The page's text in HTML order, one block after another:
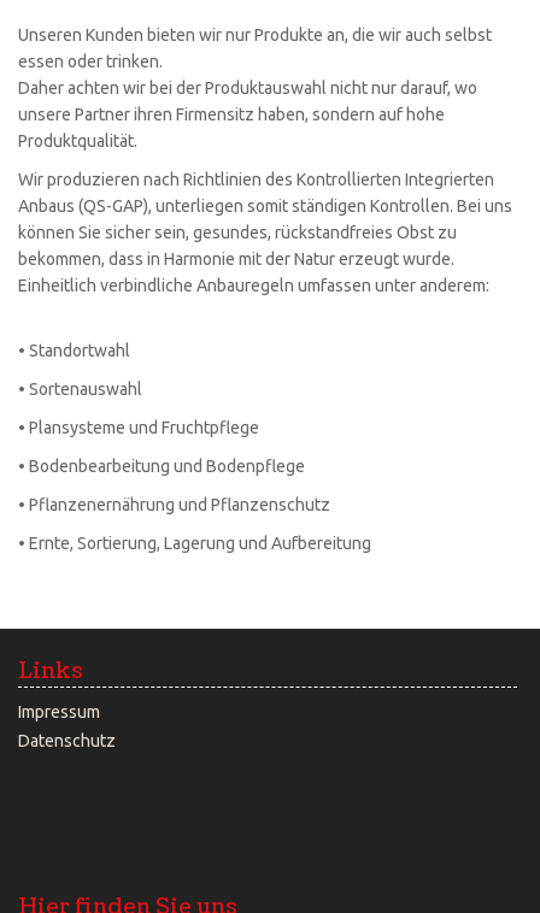
Unseren Kunden bieten wir nur Produkte an, die wir auch selbst
essen oder trinken.
Daher achten wir bei der Produktauswahl nicht nur darauf, wo
unsere Partner ihren Firmensitz haben, sondern auf hohe
Produktqualität.
Wir produzieren nach Richtlinien des Kontrollierten Integrierten
Anbaus (QS-GAP), unterliegen somit ständigen Kontrollen. Bei uns
können Sie sicher sein, gesundes, rückstandfreies Obst zu
bekommen, dass in Harmonie mit der Natur erzeugt wurde.
Einheitlich verbindliche Anbauregeln umfassen unter anderem:
• Standortwahl
• Sortenauswahl
• Plansysteme und Fruchtpflege
• Bodenbearbeitung und Bodenpflege
• Pflanzenernährung und Pflanzenschutz
• Ernte, Sortierung, Lagerung und Aufbereitung
Links
Impressum
Datenschutz